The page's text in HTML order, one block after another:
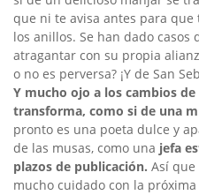
que ni te avisa antes para
los anillos. Se han dado casos
atragantar con su propia
o no es perversa? ¡Y de San
Y mucho ojo a los cambios
transforma, como si de una
pronto es una poeta dulce y
de las musas, como una jefa
plazos de publicación. Así
mucho cuidado con la